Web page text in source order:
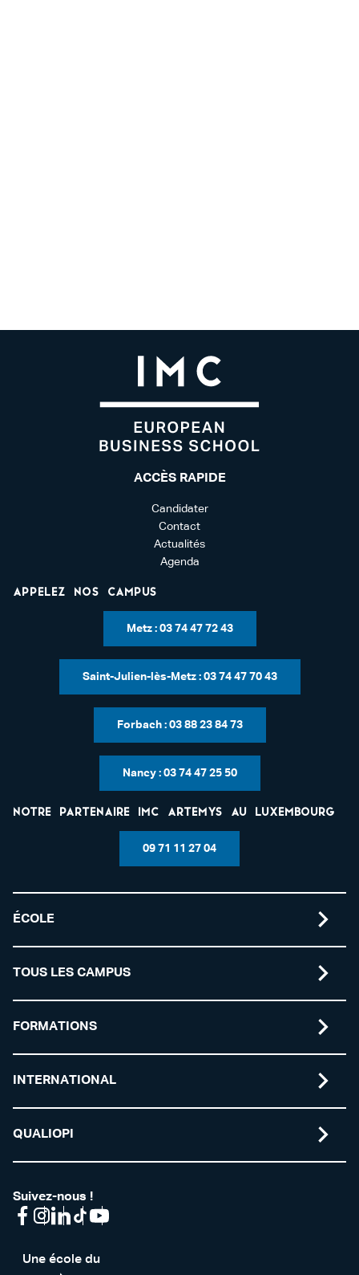
ACCÈS RAPIDE
Candidater
Contact
Actualités
Agenda
Appelez nos campus
Metz : 03 74 47 72 43
Saint-Julien-lès-Metz : 03 74 47 70 43
Forbach : 03 88 23 84 73
Nancy : 03 74 47 25 50
Notre partenaire IMC Artemys au Luxembourg
09 71 11 27 04
ÉCOLE
TOUS LES CAMPUS
FORMATIONS
INTERNATIONAL
QUALIOPI
Suivez-nous !
Une école du